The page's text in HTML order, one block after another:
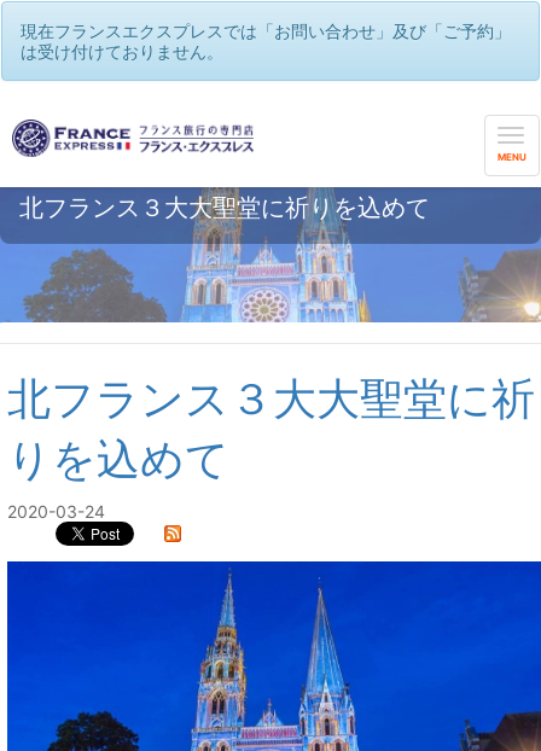
現在フランスエクスプレスでは「お問い合わせ」及び「ご予約」
は受け付けておりません。
MENU
北フランス３大大聖堂に祈りを込めて
北フランス３大大聖堂に祈
りを込めて
2020-03-24